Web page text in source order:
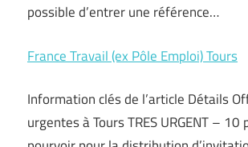
possible d’entrer une référence…
France Travail (ex Pôle Emploi) Tours
Information clés de l’article Détails
urgentes à Tours TRES URGENT – 10